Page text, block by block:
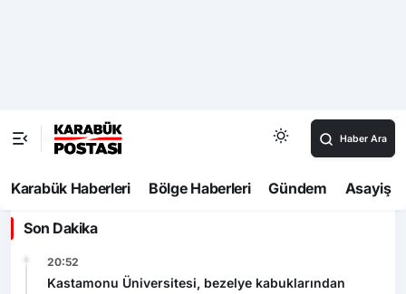
1010 No’lu Cadde yenilendi, sıra diğer
Son Dakika
20:52
Kastamonu Üniversitesi, bezelye kabuklarından